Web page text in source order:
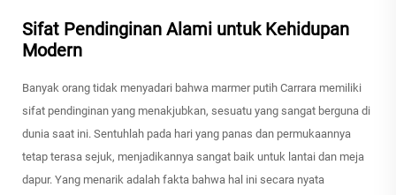
Sifat Pendinginan Alami untuk Kehidupan
Modern
Banyak orang tidak menyadari bahwa marmer putih Carrara memiliki
sifat pendinginan yang menakjubkan, sesuatu yang sangat berguna di
dunia saat ini. Sentuhlah pada hari yang panas dan permukaannya
tetap terasa sejuk, menjadikannya sangat baik untuk lantai dan meja
dapur. Yang menarik adalah fakta bahwa hal ini secara nyata